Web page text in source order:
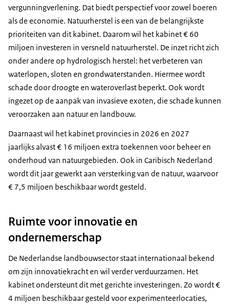
vergunningverlening. Dat biedt perspectief voor zowel boeren
als de economie. Natuurherstel is een van de belangrijkste
prioriteiten van dit kabinet. Daarom wil het kabinet € 60
miljoen investeren in versneld natuurherstel. De inzet richt zich
onder andere op hydrologisch herstel: het verbeteren van
waterlopen, sloten en grondwaterstanden. Hiermee wordt
schade door droogte en wateroverlast beperkt. Ook wordt
ingezet op de aanpak van invasieve exoten, die schade kunnen
veroorzaken aan natuur en landbouw.
Daarnaast wil het kabinet provincies in 2026 en 2027
jaarlijks alvast € 16 miljoen extra toekennen voor beheer en
onderhoud van natuurgebieden. Ook in Caribisch Nederland
wordt dit jaar gewerkt aan versterking van de natuur, waarvoor
€ 7,5 miljoen beschikbaar wordt gesteld.
Ruimte voor innovatie en
ondernemerschap
De Nederlandse landbouwsector staat internationaal bekend
om zijn innovatiekracht en wil verder verduurzamen. Het
kabinet ondersteunt dit met gerichte investeringen. Zo wordt €
4 miljoen beschikbaar gesteld voor experimenteerlocaties,